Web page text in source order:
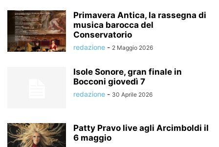
Primavera Antica, la rassegna di
musica barocca del
Conservatorio
redazione - 2 Maggio 2026
Isole Sonore, gran finale in
Bocconi giovedì 7
redazione - 30 Aprile 2026
Patty Pravo live agli Arcimboldi il
6 maggio